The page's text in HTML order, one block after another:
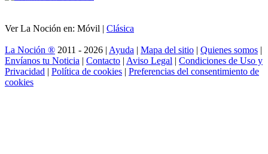
Ver La Noción en: Móvil | Clásica
La Noción ® 2011 - 2026 | Ayuda | Mapa del sitio | Quienes somos |
Envíanos tu Noticia | Contacto | Aviso Legal | Condiciones de Uso y
Privacidad | Política de cookies | Preferencias del consentimiento de
cookies